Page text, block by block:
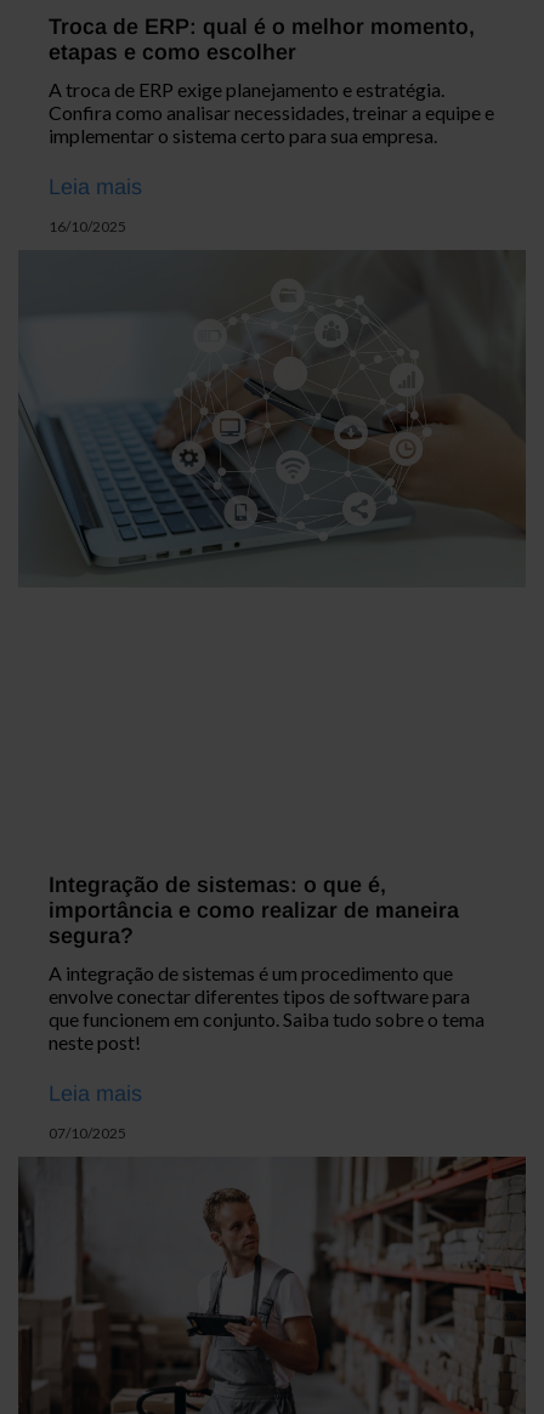
Troca de ERP: qual é o melhor momento,
etapas e como escolher
A troca de ERP exige planejamento e estratégia.
Confira como analisar necessidades, treinar a equipe e
implementar o sistema certo para sua empresa.
Leia mais
16/10/2025
Integração de sistemas: o que é,
importância e como realizar de maneira
segura?
A integração de sistemas é um procedimento que
envolve conectar diferentes tipos de software para
que funcionem em conjunto. Saiba tudo sobre o tema
neste post!
Leia mais
07/10/2025